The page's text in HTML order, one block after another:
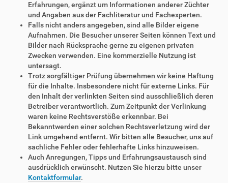
Erfahrungen, ergänzt um Informationen anderer Züchter
und Angaben aus der Fachliteratur und Fachexperten.
Falls nicht anders angegeben, sind alle Bilder eigene
Aufnahmen. Die Besucher unserer Seiten können Text und
Bilder nach Rücksprache gerne zu eigenen privaten
Zwecken verwenden. Eine kommerzielle Nutzung ist
untersagt.
Trotz sorgfältiger Prüfung übernehmen wir keine Haftung
für die Inhalte. Insbesondere nicht für externe Links. Für
den Inhalt der verlinkten Seiten sind ausschließlich deren
Betreiber verantwortlich. Zum Zeitpunkt der Verlinkung
waren keine Rechtsverstöße erkennbar. Bei
Bekanntwerden einer solchen Rechtsverletzung wird der
Link umgehend entfernt. Wir bitten alle Besucher, uns auf
sachliche Fehler oder fehlerhafte Links hinzuweisen.
Auch Anregungen, Tipps und Erfahrungsaustausch sind
ausdrücklich erwünscht. Nutzen Sie hierzu bitte unser
Kontaktformular.